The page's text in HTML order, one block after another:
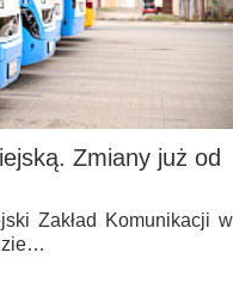
Zmiany już od
Zakład Komunikacji w